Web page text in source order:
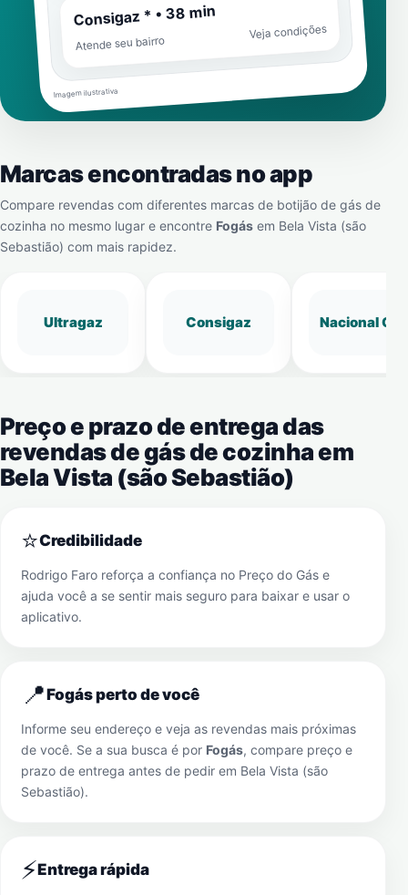
Consigaz * • 38 min
Atende seu bairro
Veja condições
Imagem ilustrativa
Marcas encontradas no app
Compare revendas com diferentes marcas de botijão de gás de
cozinha no mesmo lugar e encontre Fogás em Bela Vista (são
Sebastião) com mais rapidez.
Ultragaz Consigaz Nacional Gás
Preço e prazo de entrega das
revendas de gás de cozinha em
Bela Vista (são Sebastião)
⭐Credibilidade
Rodrigo Faro reforça a confiança no Preço do Gás e
ajuda você a se sentir mais seguro para baixar e usar o
aplicativo.
📍Fogás perto de você
Informe seu endereço e veja as revendas mais próximas
de você. Se a sua busca é por Fogás, compare preço e
prazo de entrega antes de pedir em Bela Vista (são
Sebastião).
⚡Entrega rápida